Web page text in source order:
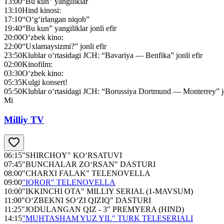
13:10Hind kinosi:
17:10“O‘g‘irlangan niqob”
19:40“Bu kun” yangiliklar jonli efir
20:00O‘zbek kino:
22:00“Uxlamaysizmi?” jonli efir
23:50Klublar o‘rtasidagi JСH: “Bavariya — Benfika” jonli efir
02:00Kinofilm:
03:30O‘zbek kino:
05:35Kulgi konsert!
05:50Klublar o‘rtasidagi JСH: “Borussiya Dortmund — Monterrey”
Mi
Milliy TV
06:15"SHIRCHOY" KO‘RSATUVI
07:45"BUNCHALAR ZO‘RSAN" DASTURI
08:00"CHARXI FALAK" TELENOVELLA
09:00"IQROR" TELENOVELLA
10:00"IKKINCHI OTA" MILLIY SERIAL (1-MAVSUM)
11:00"O‘ZBEKNI SO‘ZI QIZIQ" DASTURI
11:25"JODULANGAN QIZ - 3" PREMYERA (HIND)
14:15"MUHTASHAM YUZ YIL" TURK TELESERIALI